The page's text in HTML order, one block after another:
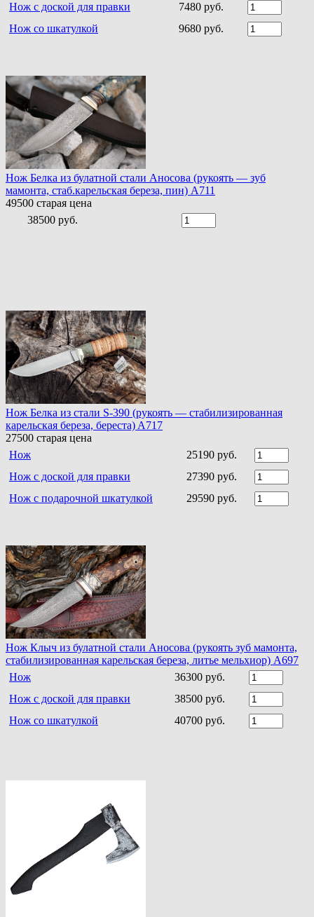
Нож с доской для правки
7480 руб.
Нож со шкатулкой
9680 руб.
Нож Белка из булатной стали Аносова (рукоять — зуб
мамонта, стаб.карельская береза, пин) A711
49500 старая цена
38500 руб.
Нож Белка из стали S-390 (рукоять — стабилизированная
карельская береза, береста) A717
27500 старая цена
Нож
25190 руб.
Нож с доской для правки
27390 руб.
Нож с подарочной шкатулкой
29590 руб.
Нож Клыч из булатной стали Аносова (рукоять зуб мамонта,
стабилизированная карельская береза, литье мельхиор) A697
Нож
36300 руб.
Нож с доской для правки
38500 руб.
Нож со шкатулкой
40700 руб.